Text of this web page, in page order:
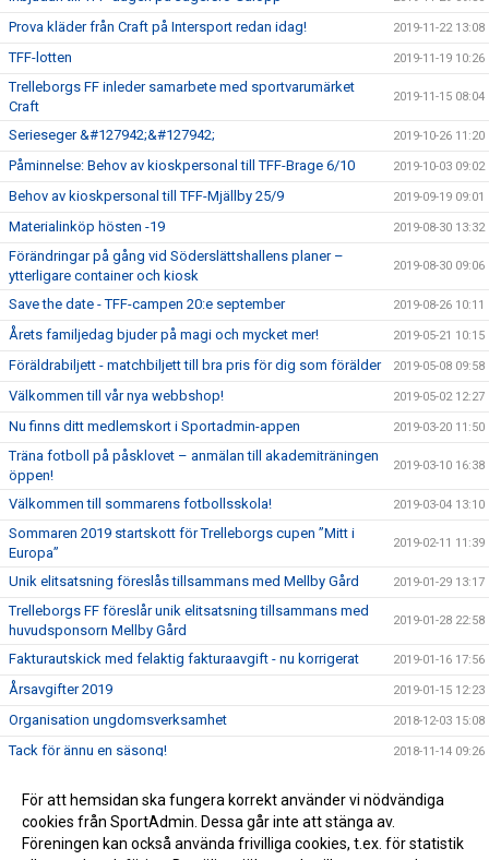
Prova kläder från Craft på Intersport redan idag! 2019-11-22 13:08
TFF-lotten 2019-11-19 10:26
Trelleborgs FF inleder samarbete med sportvarumärket
Craft
2019-11-15 08:04
Serieseger &#127942;&#127942; 2019-10-26 11:20
Påminnelse: Behov av kioskpersonal till TFF-Brage 6/10 2019-10-03 09:02
Behov av kioskpersonal till TFF-Mjällby 25/9 2019-09-19 09:01
Materialinköp hösten -19 2019-08-30 13:32
Förändringar på gång vid Söderslättshallens planer –
ytterligare container och kiosk
2019-08-30 09:06
Save the date - TFF-campen 20:e september 2019-08-26 10:11
Årets familjedag bjuder på magi och mycket mer! 2019-05-21 10:15
Föräldrabiljett - matchbiljett till bra pris för dig som förälder 2019-05-08 09:58
Välkommen till vår nya webbshop! 2019-05-02 12:27
Nu finns ditt medlemskort i Sportadmin-appen 2019-03-20 11:50
Träna fotboll på påsklovet – anmälan till akademiträningen
öppen!
2019-03-10 16:38
Välkommen till sommarens fotbollsskola! 2019-03-04 13:10
Sommaren 2019 startskott för Trelleborgs cupen ”Mitt i
Europa”
2019-02-11 11:39
Unik elitsatsning föreslås tillsammans med Mellby Gård 2019-01-29 13:17
Trelleborgs FF föreslår unik elitsatsning tillsammans med
huvudsponsorn Mellby Gård
2019-01-28 22:58
Fakturautskick med felaktig fakturaavgift - nu korrigerat 2019-01-16 17:56
Årsavgifter 2019 2019-01-15 12:23
Organisation ungdomsverksamhet 2018-12-03 15:08
Tack för ännu en säsong! 2018-11-14 09:26
EU-direktivet GDPR
Akademiträning Påsklov 2018 2018-03-28 19:00
För att hemsidan ska fungera korrekt använder vi nödvändiga
cookies från SportAdmin. Dessa går inte att stänga av.
Föreningen kan också använda frivilliga cookies, t.ex. för statistik